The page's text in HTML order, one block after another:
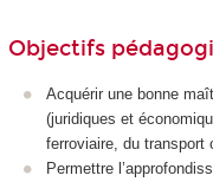
Objectifs
Acquérir une bonne
(juridiques et
ferroviaire, du transport
Permettre